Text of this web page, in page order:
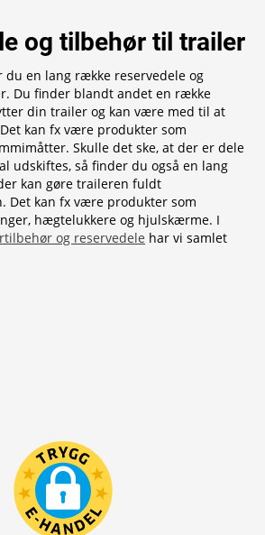
og tilbehør til trailer
du en lang række reservedele og
Du finder blandt andet en række
din trailer og kan være med til at
kan fx være produkter som
Skulle det ske, at der er dele
udskiftes, så finder du også en lang
kan gøre traileren fuldt
Det kan fx være produkter som
hægtelukkere og hjulskærme. I
og reservedele har vi samlet